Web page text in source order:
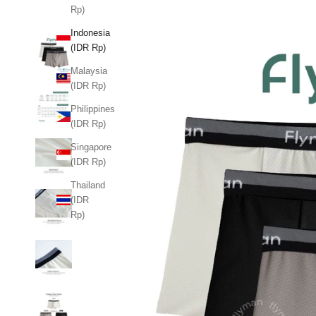
Rp)
Indonesia
(IDR Rp)
Malaysia
(IDR Rp)
Philippines
(IDR Rp)
Singapore
(IDR Rp)
Thailand
(IDR
Rp)